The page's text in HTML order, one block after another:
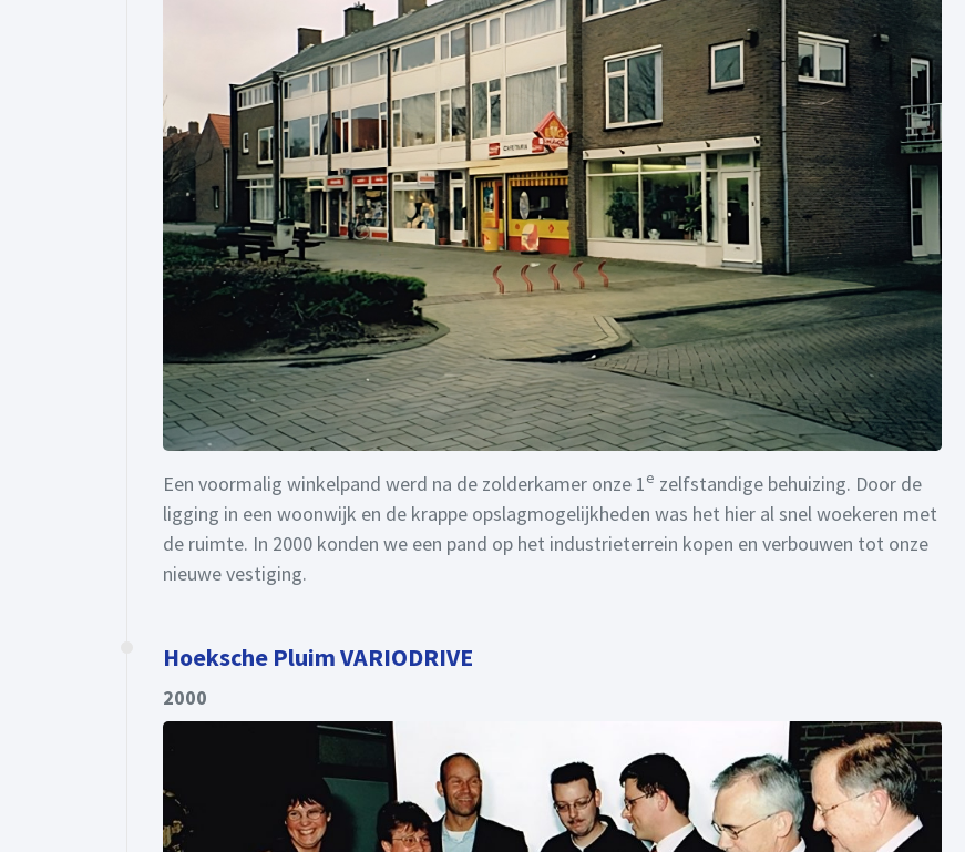
Een voormalig winkelpand werd na de zolderkamer onze 1e zelfstandige behuizing. Door de
ligging in een woonwijk en de krappe opslagmogelijkheden was het hier al snel woekeren met
de ruimte. In 2000 konden we een pand op het industrieterrein kopen en verbouwen tot onze
nieuwe vestiging.
Hoeksche Pluim VARIODRIVE
2000